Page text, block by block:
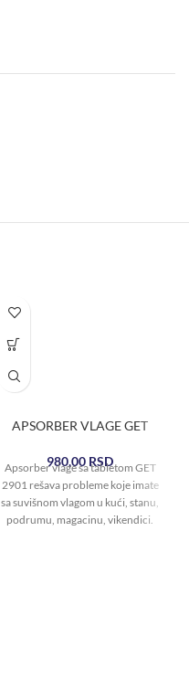
APSORBER VLAGE GET
980,00 RSD
Apsorber vlage sa tabletom GET
2901 rešava probleme koje imate
sa suvišnom vlagom u kući, stanu,
podrumu, magacinu, vikendici.